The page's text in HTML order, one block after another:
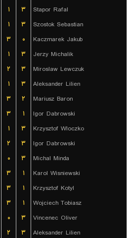
۱ ۳
Stapor Rafal
۱ ۳
Szostok Sebastian
۳ ۰
Kaczmarek Jakub
۱ ۳
Jerzy Michalik
۲ ۳
Miroslaw Lewczuk
۱ ۳
Aleksander Lilien
۳ ۲
Mariusz Baron
۳ ۱
Igor Dabrowski
۱ ۳
Krzysztof Wloczko
۲ ۳
Igor Dabrowski
۰ ۳
Michal Minda
۳ ۱
Karol Wisniewski
۳ ۱
Krzysztof Kotyl
۳ ۱
Wojciech Tobiasz
۰ ۳
Vincenec Oliver
۲ ۳
Aleksander Lilien